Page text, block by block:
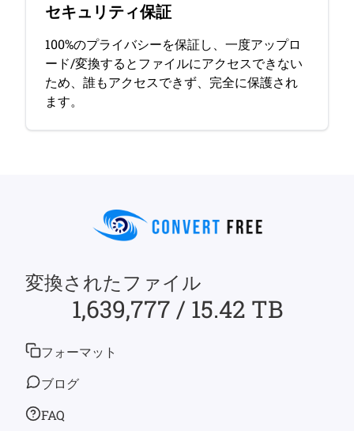
セキュリティ保証
100%のプライバシーを保証し、一度アップロ
ード/変換するとファイルにアクセスできない
ため、誰もアクセスできず、完全に保護され
ます。
変換されたファイル
1,639,777 / 15.42 TB
フォーマット
ブログ
FAQ